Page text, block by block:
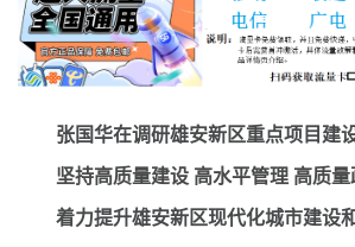
张国华在调研雄安新区重点项目建
坚持高质量建设 高水平管理 高质量
着力提升雄安新区现代化城市建设